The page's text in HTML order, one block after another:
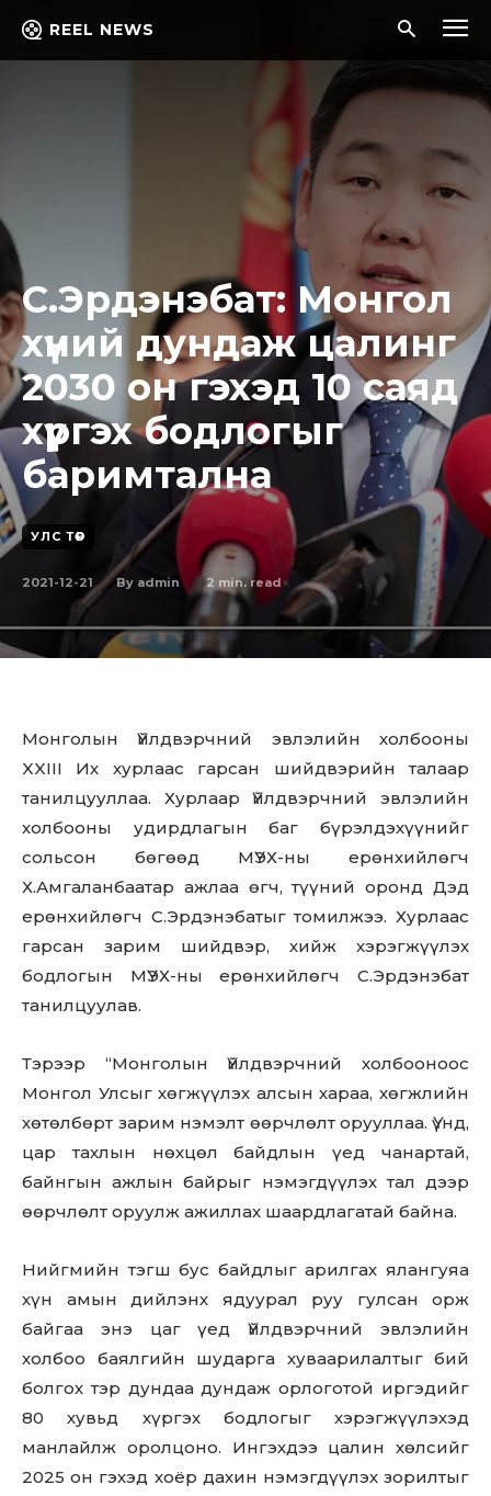
REEL NEWS
​С.Эрдэнэбат: Монгол
хүний дундаж цалинг
2030 он гэхэд 10 саяд
хүргэх бодлогыг
баримтална
УЛС ТӨР
2021-12-21 By admin 2 min. read
Монголын Үйлдвэрчний эвлэлийн холбооны
XXIII Их хурлаас гарсан шийдвэрийн талаар
танилцууллаа. Хурлаар Үйлдвэрчний эвлэлийн
холбооны удирдлагын баг бүрэлдэхүүнийг
сольсон бөгөөд МҮЭХ-ны ерөнхийлөгч
Х.Амгаланбаатар ажлаа өгч, түүний оронд Дэд
ерөнхийлөгч С.Эрдэнэбатыг томилжээ. Хурлаас
гарсан зарим шийдвэр, хийж хэрэгжүүлэх
бодлогын МҮЭХ-ны ерөнхийлөгч С.Эрдэнэбат
танилцуулав.
Тэрээр “Монголын Үйлдвэрчний холбооноос
Монгол Улсыг хөгжүүлэх алсын хараа, хөгжлийн
хөтөлбөрт зарим нэмэлт өөрчлөлт орууллаа. Үүнд,
цар тахлын нөхцөл байдлын үед чанартай,
байнгын ажлын байрыг нэмэгдүүлэх тал дээр
өөрчлөлт оруулж ажиллах шаардлагатай байна.
Нийгмийн тэгш бус байдлыг арилгах ялангуяа
хүн амын дийлэнх ядуурал руу гулсан орж
байгаа энэ цаг үед Үйлдвэрчний эвлэлийн
холбоо баялгийн шударга хуваарилалтыг бий
болгох тэр дундаа дундаж орлоготой иргэдийг
80 хувьд хүргэх бодлогыг хэрэгжүүлэхэд
манлайлж оролцоно. Ингэхдээ цалин хөлсийг
2025 он гэхэд хоёр дахин нэмэгдүүлэх зорилтыг